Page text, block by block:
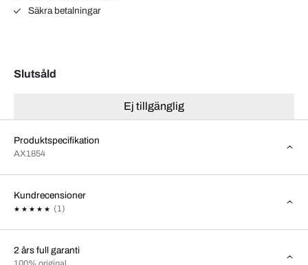
Säkra betalningar
Slutsåld
Ej tillgänglig
Produktspecifikation
AX1854
Kundrecensioner
(1)
2 års full garanti